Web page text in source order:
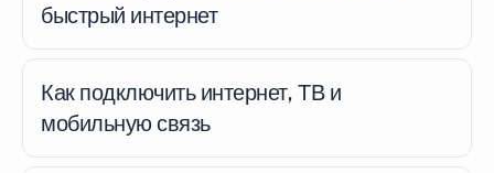
быстрый интернет
Как подключить интернет, ТВ и
мобильную связь